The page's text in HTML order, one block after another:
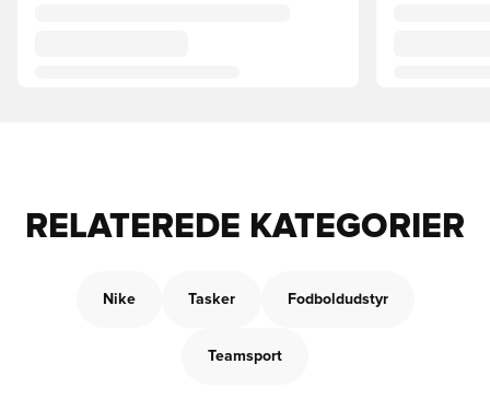
RELATEREDE KATEGORIER
Nike Tasker Fodboldudstyr
Teamsport